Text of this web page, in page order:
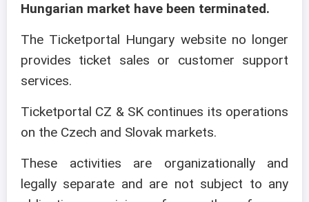
Hungarian market have been terminated.
The Ticketportal Hungary website no longer
provides ticket sales or customer support
services.
Ticketportal CZ & SK continues its operations
on the Czech and Slovak markets.
These activities are organizationally and
legally separate and are not subject to any